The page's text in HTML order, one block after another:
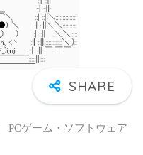
ゲーム・ソフトウェア